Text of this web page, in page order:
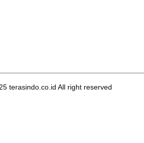
terasindo.co.id All right reserved